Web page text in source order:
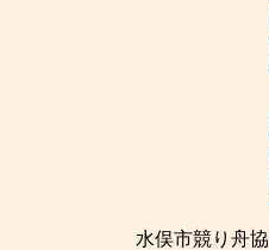
水俣市競り舟